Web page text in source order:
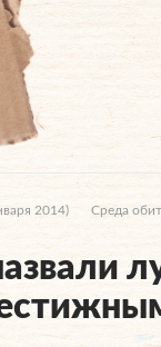
2014) Среда